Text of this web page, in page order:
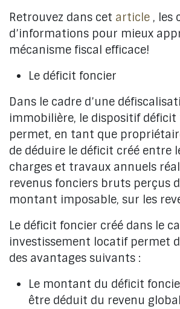
Retrouvez dans cet article , les
d’informations pour mieux
mécanisme fiscal efficace!
Le déficit foncier
Dans le cadre d’une
immobilière, le dispositif déficit
permet, en tant que
de déduire le déficit créé entre
charges et travaux annuels
revenus fonciers bruts perçus
montant imposable, sur les
Le déficit foncier créé dans le
investissement locatif permet
des avantages suivants :
Le montant du déficit
être déduit du revenu